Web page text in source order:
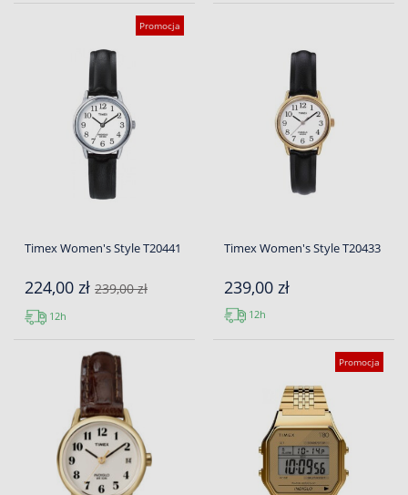
Promocja
Timex Women's Style T20441
224,00 zł 239,00 zł
12h
Timex Women's Style T20433
239,00 zł
12h
Promocja